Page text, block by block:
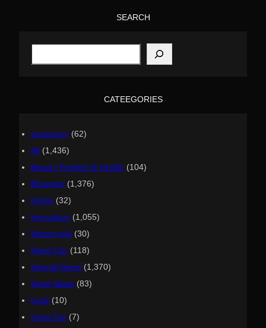
SEARCH
S
a
CATEEGORIES
accessory (62)
All (1,436)
Beauty Fashion & Health (104)
Business (1,376)
Home (32)
Innovation (1,055)
Motorcycle (30)
News Car (118)
Special News (1,370)
Sport News (83)
truck (10)
Used Car (7)